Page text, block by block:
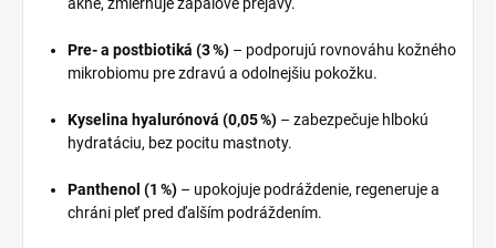
Pre- a postbiotiká (3 %) – podporujú rovnováhu kožného
mikrobiomu pre zdravú a odolnejšiu pokožku.
Kyselina hyalurónová (0,05 %) – zabezpečuje hlbokú
hydratáciu, bez pocitu mastnoty.
Panthenol (1 %) – upokojuje podráždenie, regeneruje a
chráni pleť pred ďalším podráždením.